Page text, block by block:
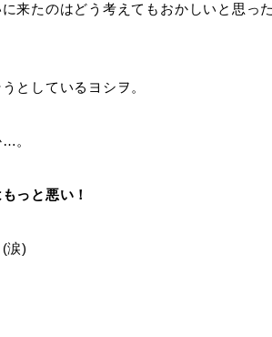
来たのはどう考えてもおかしいと思っ
としているヨシヲ。
。
っと悪い！
涙)